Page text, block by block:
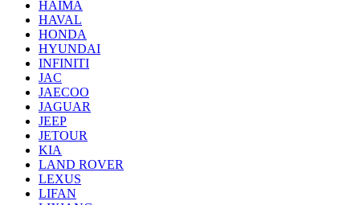
HAIMA
HAVAL
HONDA
HYUNDAI
INFINITI
JAC
JAECOO
JAGUAR
JEEP
JETOUR
KIA
LAND ROVER
LEXUS
LIFAN